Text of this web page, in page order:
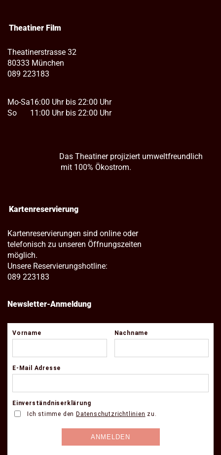
Theatiner Film
Theatinerstrasse 32
80333 München
089 223183
Mo-Sa
So
16:00 Uhr bis 22:00 Uhr
11:00 Uhr bis 22:00 Uhr
Das Theatiner projiziert umweltfreundlich
mit 100% Ökostrom.
Kartenreservierung
Kartenreservierungen sind online oder
telefonisch zu unseren Öffnungszeiten
möglich.
Unsere Reservierungshotline:
089 223183
Newsletter-Anmeldung